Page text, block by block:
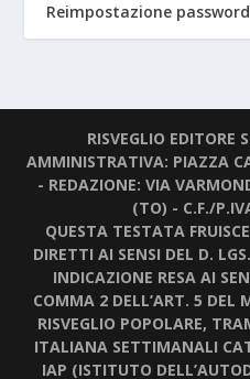
Reimpostazione password
RISVEGLIO EDITORE
AMMINISTRATIVA: PIAZZA
- REDAZIONE: VIA
(TO) - C.F./
QUESTA TESTATA
DIRETTI AI SENSI DEL D.
INDICAZIONE RESA AI
COMMA 2 DELL’ART. 5 DEL
RISVEGLIO POPOLARE,
ITALIANA SETTIMANALI
IAP (ISTITUTO